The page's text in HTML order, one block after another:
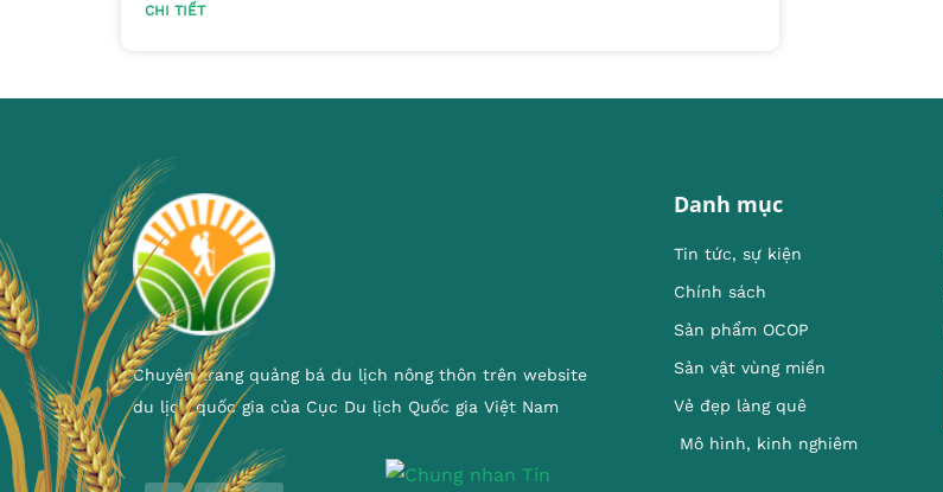
CHI TIẾT
Chuyên trang quảng bá du lịch nông thôn trên website
du lịch quốc gia của Cục Du lịch Quốc gia Việt Nam
Danh mục
Tin tức, sự kiện
Chính sách
Sản phẩm OCOP
Sản vật vùng miền
Vẻ đẹp làng quê
Mô hình, kinh nghiêm